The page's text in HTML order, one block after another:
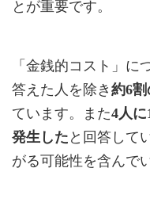
とが重要です。
「金銭的コスト」に
答えた人を除き 約6
ています。また4人
発生した と回答して
がる可能性を含んで